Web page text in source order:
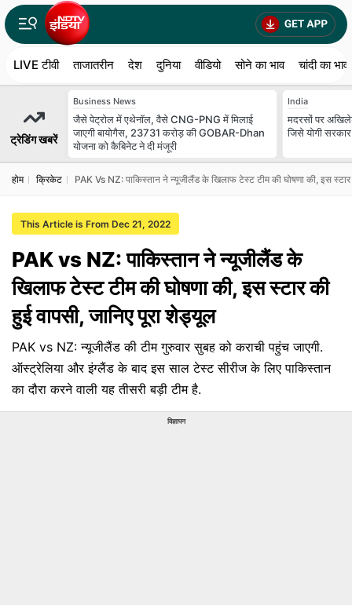
LIVE टीवी ताजातरीन देश दुनिया वीडियो सोने का भाव चांदी का भाव
ट्रेडिंग खबरें
Business News
जैसे पेट्रोल में एथेनॉल, वैसे CNG-PNG में मिलाई
जाएगी बायोगैस, 23731 करोड़ की GOBAR-Dhan
योजना को कैबिनेट ने दी मंजूरी
India
मदरसों पर
जिसे योगी
होम क्रिकेट PAK Vs NZ: पाकिस्तान ने न्यूजीलैंड के खिलाफ टेस्ट टीम की घोषणा की, इस स्टार
This Article is From Dec 21, 2022
PAK vs NZ: पाकिस्तान ने न्यूजीलैंड के
खिलाफ टेस्ट टीम की घोषणा की, इस स्टार की
हुई वापसी, जानिए पूरा शेड्यूल
PAK vs NZ: न्यूजीलैंड की टीम गुरुवार सुबह को कराची पहुंच जाएगी.
ऑस्ट्रेलिया और इंग्लैंड के बाद इस साल टेस्ट सीरीज के लिए पाकिस्तान
का दौरा करने वाली यह तीसरी बड़ी टीम है.
विज्ञापन